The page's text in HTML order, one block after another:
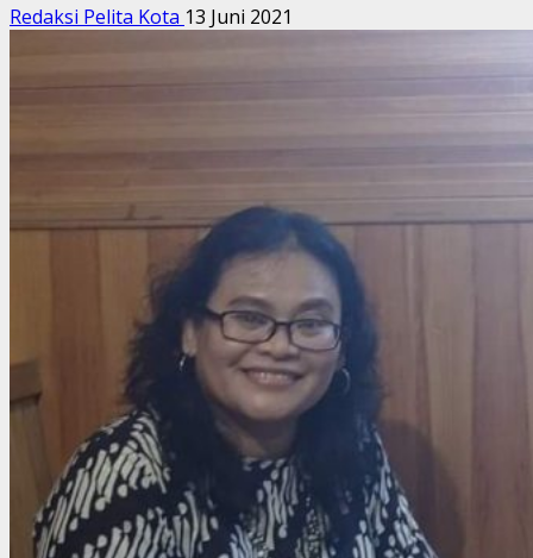
Redaksi Pelita Kota 13 Juni 2021